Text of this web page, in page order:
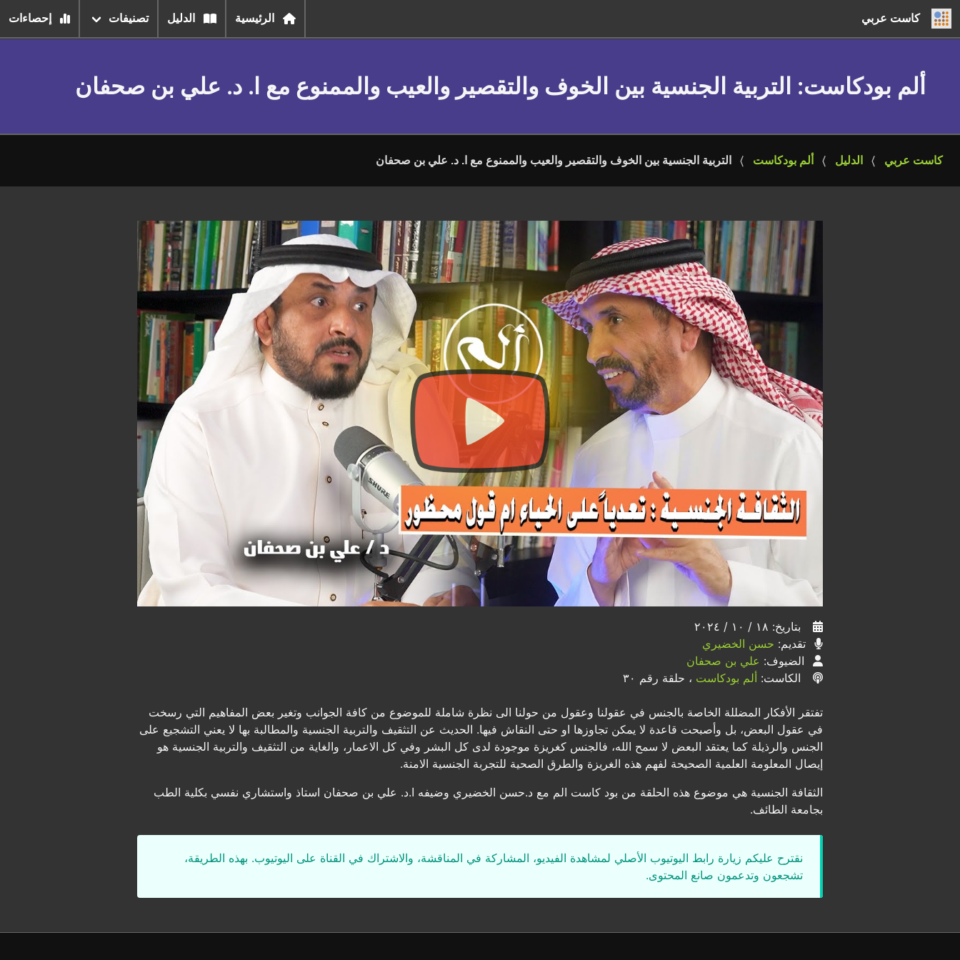
كاست عربي الرئيسية الدليل تصنيفات إحصاءات
ألم بودكاست: التربية الجنسية بين الخوف والتقصير والعيب والممنوع مع ا. د. علي بن صحفان
كاست عربي الدليل ألم بودكاست التربية الجنسية بين الخوف والتقصير والعيب والممنوع مع ا. د. علي بن صحفان
بتاريخ: ١٨ / ١٠ / ٢٠٢٤
تقديم: حسن الخضيري
الضيوف: علي بن صحفان
الكاست: ألم بودكاست ، حلقة رقم ٣٠
تفتقر الأفكار المضللة الخاصة بالجنس في عقولنا وعقول من حولنا الى نظرة شاملة للموضوع من كافة الجوانب وتغير بعض المفاهيم التي رسخت
في عقول البعض، بل وأصبحت قاعدة لا يمكن تجاوزها او حتى النقاش فيها. الحديث عن التثقيف والتربية الجنسية والمطالبة بها لا يعني التشجيع على
الجنس والرذيلة كما يعتقد البعض لا سمح الله، فالجنس كغريزة موجودة لدى كل البشر وفي كل الاعمار، والغاية من التثقيف والتربية الجنسية هو
إيصال المعلومة العلمية الصحيحة لفهم هذه الغريزة والطرق الصحية للتجربة الجنسية الامنة.
الثقافة الجنسية هي موضوع هذه الحلقة من بود كاست الم مع د.حسن الخضيري وضيفه ا.د. علي بن صحفان استاذ واستشاري نفسي بكلية الطب
بجامعة الطائف.
نقترح عليكم زيارة رابط اليوتيوب الأصلي لمشاهدة الفيديو، المشاركة في المناقشة، والاشتراك في القناة على اليوتيوب. بهذه الطريقة،
تشجعون وتدعمون صانع المحتوى.